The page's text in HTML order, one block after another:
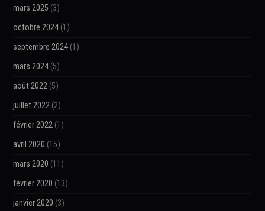
mars 2025 (3)
octobre 2024(1)
septembre 2024(1)
mars 2024(5)
août 2022 (5)
juillet 2022 (2)
février 2022 (1)
avril 2020 (15)
mars 2020 (11)
février 2020 (13)
janvier 2020 (3)